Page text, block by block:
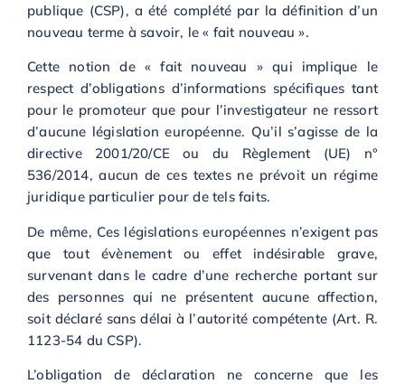
publique (CSP), a été complété par la définition d’un
nouveau terme à savoir, le « fait nouveau ».
Cette notion de « fait nouveau » qui implique le
respect d’obligations d’informations spécifiques tant
pour le promoteur que pour l’investigateur ne ressort
d’aucune législation européenne. Qu’il s’agisse de la
directive 2001/20/CE ou du Règlement (UE) n°
536/2014, aucun de ces textes ne prévoit un régime
juridique particulier pour de tels faits.
De même, Ces législations européennes n’exigent pas
que tout évènement ou effet indésirable grave,
survenant dans le cadre d’une recherche portant sur
des personnes qui ne présentent aucune affection,
soit déclaré sans délai à l’autorité compétente (Art. R.
1123-54 du CSP).
L’obligation de déclaration ne concerne que les